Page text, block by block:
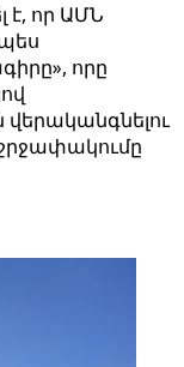
որ ԱՄՆ
որը